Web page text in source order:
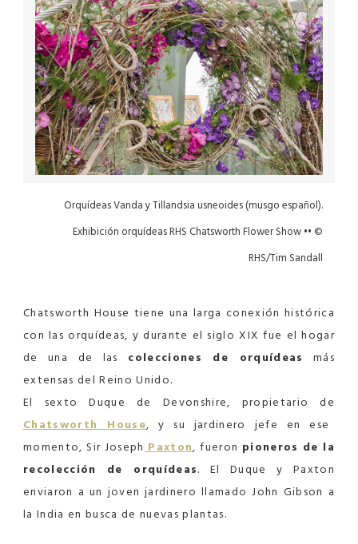
Orquídeas Vanda y Tillandsia usneoides (musgo español).
Exhibición orquídeas RHS Chatsworth Flower Show •• ©
RHS/Tim Sandall
Chatsworth House tiene una larga conexión histórica
con las orquídeas, y durante el siglo XIX fue el hogar
de una de las colecciones de orquídeas
más
extensas del Reino Unido.
El sexto Duque de Devonshire, propietario de
Chatsworth House, y su jardinero jefe en ese
momento, Sir JosephPaxton, fueron pioneros de la
recolección de orquídeas. El Duque y Paxton
enviaron a un joven jardinero llamado John Gibson a
la India en busca de nuevas plantas.